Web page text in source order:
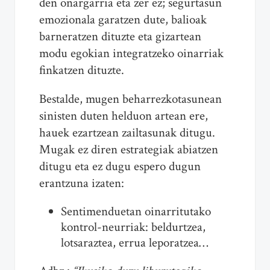
emozionala garatzen dute, balioak
barneratzen dituzte eta gizartean
modu egokian integratzeko oinarriak
finkatzen dituzte.
Bestalde, mugen beharrezkotasunean
sinisten duten helduon artean ere,
hauek ezartzean zailtasunak ditugu.
Mugak ez diren estrategiak abiatzen
ditugu eta ez dugu espero dugun
erantzuna izaten:
Sentimenduetan oinarritutako
kontrol-neurriak: beldurtzea,
lotsaraztea, errua leporatzea…